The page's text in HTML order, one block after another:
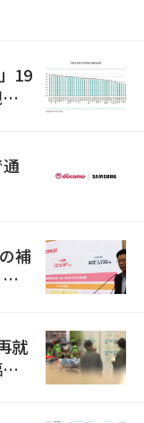
19
補
就